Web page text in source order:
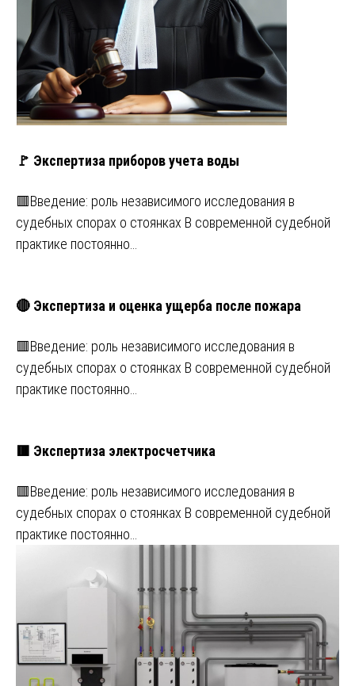
🚩 Экспертиза приборов учета воды
🟥Введение: роль независимого исследования в
судебных спорах о стоянках В современной судебной
практике постоянно…
🔴 Экспертиза и оценка ущерба после пожара
🟥Введение: роль независимого исследования в
судебных спорах о стоянках В современной судебной
практике постоянно…
🟥 Экспертиза электросчетчика
🟥Введение: роль независимого исследования в
судебных спорах о стоянках В современной судебной
практике постоянно…